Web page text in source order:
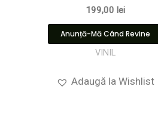
199,00 lei
Anunță-Mă Când Revine
VINIL
Adaugă la Wishlist